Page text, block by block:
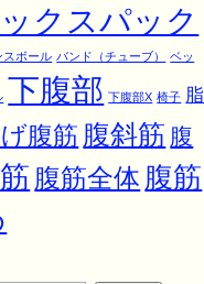
クスパック
スボール バンド（チューブ） ベッ
下腹部 下腹部X 椅子 脂
腹筋 腹斜筋 腹
腹筋全体 腹筋